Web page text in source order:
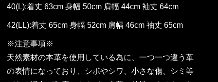
40(L):着丈 63cm 身幅 50cm 肩幅 44cm 袖丈 64cm
42(LL):着丈 65cm 身幅 52cm 肩幅 46cm 袖丈 65cm
※注意事項※
天然素材の本革を使用している為に、一つ一つ違う革
の表情になっており、シボやシワ、小さな傷、シミ等